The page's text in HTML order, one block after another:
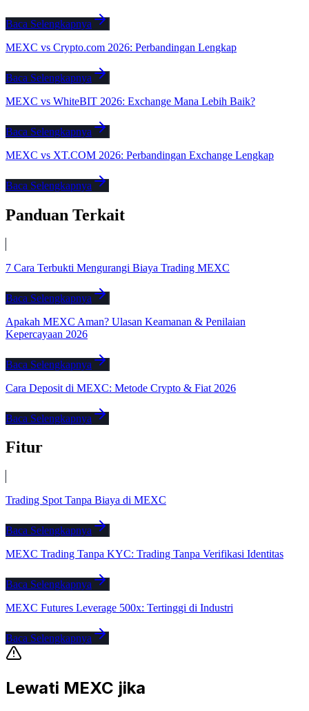
Baca Selengkapnya
MEXC vs Crypto.com 2026: Perbandingan Lengkap
Baca Selengkapnya
MEXC vs WhiteBIT 2026: Exchange Mana Lebih Baik?
Baca Selengkapnya
MEXC vs XT.COM 2026: Perbandingan Exchange Lengkap
Baca Selengkapnya
Panduan Terkait
7 Cara Terbukti Mengurangi Biaya Trading MEXC
Baca Selengkapnya
Apakah MEXC Aman? Ulasan Keamanan & Penilaian
Kepercayaan 2026
Baca Selengkapnya
Cara Deposit di MEXC: Metode Crypto & Fiat 2026
Baca Selengkapnya
Fitur
Trading Spot Tanpa Biaya di MEXC
Baca Selengkapnya
MEXC Trading Tanpa KYC: Trading Tanpa Verifikasi Identitas
Baca Selengkapnya
MEXC Futures Leverage 500x: Tertinggi di Industri
Baca Selengkapnya
Lewati MEXC jika